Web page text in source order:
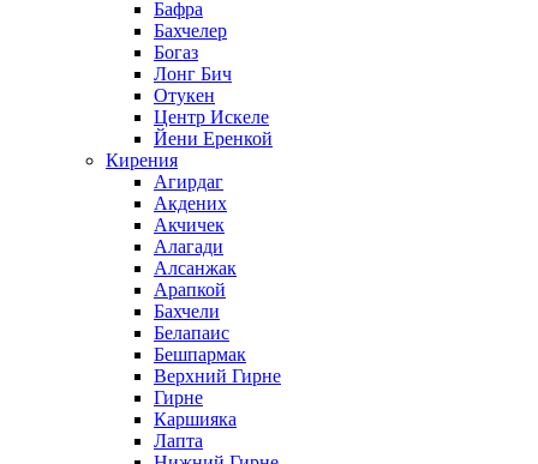
Бафра
Бахчелер
Богаз
Лонг Бич
Отукен
Центр Искеле
Йени Еренкой
Кирения
Агирдаг
Акдених
Акчичек
Алагади
Алсанжак
Арапкой
Бахчели
Белапаис
Бешпармак
Верхний Гирне
Гирне
Каршияка
Лапта